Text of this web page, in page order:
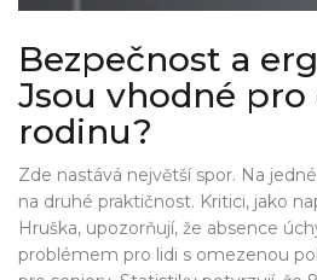
Bezpečnost a
Jsou vhodné pro
rodinu?
Zde nastává největší spor. Na
na druhé praktičnost. Kritici, jako
Hruška, upozorňují, že absence
problémem pro lidi s omezenou